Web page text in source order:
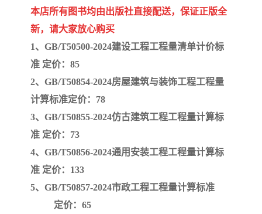
本店所有图书均由出版社直接配送，保证正版全
新，请大家放心购买
1、GB/T50500-2024建设工程工程量清单计价标
准 定价：85
2、GB/T50854-2024房屋建筑与装饰工程工程量
计算标准定价：78
3、GB/T50855-2024仿古建筑工程工程量计算标
准 定价：73
4、GB/T50856-2024通用安装工程工程量计算标
准 定价：133
5、GB/T50857-2024市政工程工程量计算标准
定价：65
青海省建筑工程消耗量定 西藏建筑工程计价定额
20kv及以下配电网工程定 地质灾害治理工程质量检
广西建筑安装工程预算定
*考军校教材
海南省建设工程预算定额
电力工程预算概算定额 重庆市建设工程计价定额
江苏省建设工程计价定额 深圳市建设工程消耗量定